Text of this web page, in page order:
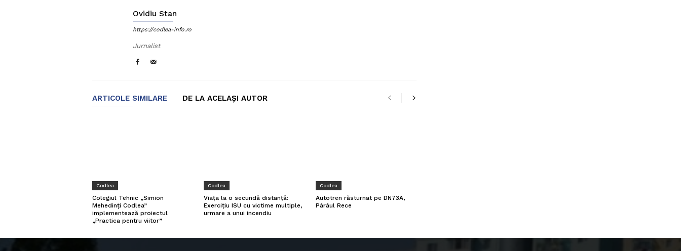
Ovidiu Stan
https://codlea-info.ro
Jurnalist
ARTICOLE SIMILARE DE LA ACELAȘI AUTOR
Codlea
Colegiul Tehnic „Simion
Mehedinți Codlea”
implementează proiectul
„Practica pentru viitor”
Codlea
Viața la o secundă distanță:
Exercițiu ISU cu victime multiple,
urmare a unui incendiu
Codlea
Autotren răsturnat pe DN73A,
Pârâul Rece